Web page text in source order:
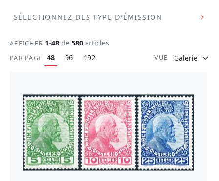
SÉLECTIONNEZ DES TYPE D′ÉMISSION
AFFICHER 1-48 de580 articles
PAR PAGE 48 96 192 VUE